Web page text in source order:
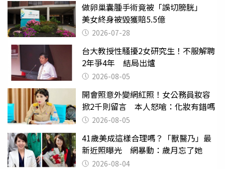
做卵巢囊腫手術竟被「誤切膀胱」
美女終身被毀獲賠5.5億
2026-07-28
台大教授性騷擾2女研究生！不服解聘
2年爭4年 結局出爐
2026-08-05
開會照意外變網紅照！女公務員妝容
掀2千則留言 本人怒嗆：化妝有錯嗎
2026-08-05
41歲美成這樣合理嗎？「獸醫乃」最
新近照曝光 網暴動：歲月忘了她
2026-08-04